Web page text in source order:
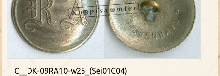
C__DK-09RA10-w25_(Sei01C04)